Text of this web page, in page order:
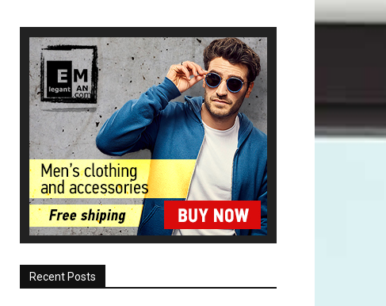
Recent Posts